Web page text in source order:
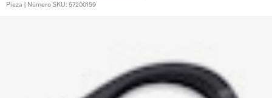
Pieza | Número SKU: 57200159